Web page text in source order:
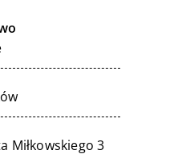
Miłkowskiego 3